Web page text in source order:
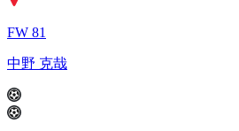
FW 81
中野 克哉